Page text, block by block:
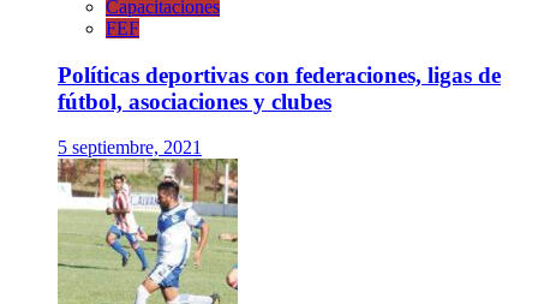
Capacitaciones
FEF
Políticas deportivas con federaciones, ligas de
fútbol, asociaciones y clubes
5 septiembre, 2021